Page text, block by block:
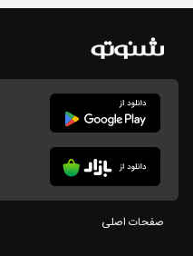
صفحات اصلی